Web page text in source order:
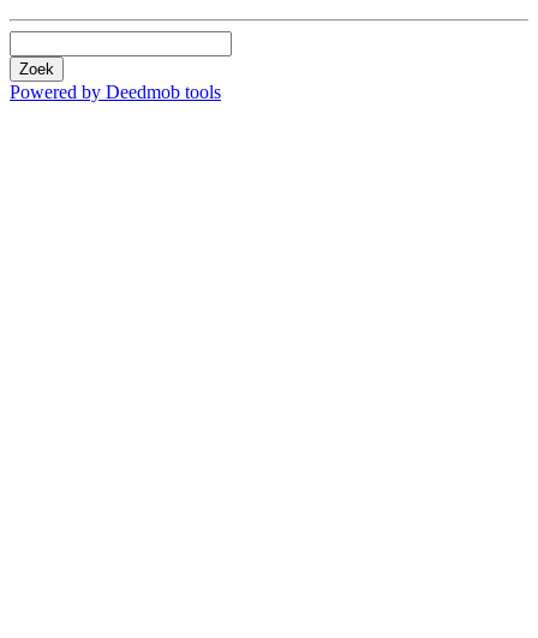
Zoek
Powered by Deedmob tools